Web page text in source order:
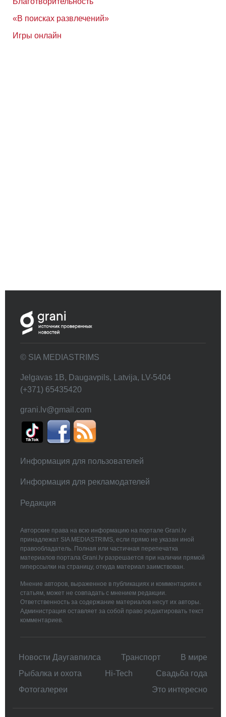
«В поисках развлечений»
Игры онлайн
© SIA MEDIASTRIMS
Jelgavas 1B, Daugavpils, Latvija, LV-5404
(+371) 65435420
grani.lv@gmail.com
Информация для пользователей
Информация для рекламодателей
Редакция
Авторские права на всю информацию на портале Grani.lv
принадлежат SIA MEDIASTRIMS, если прямо не указан иной
правообладатель. Полная или частичная перепечатка
материалов портала Grani.lv разрешается при наличии прямой
гиперссылки на страницу, откуда материал заимствован.
Мнение авторов, выраженное в публикациях и комментариях к
статьям, может не совпадать с мнением редакции.
Ответственность за содержание материалов несут их авторы.
Администрация оставляет за собой право редактировать текст
комментариев.
Новости Даугавпилса Транспорт
В мире
Рыбалка и охота
Hi-Tech
Свадьбa года
Фотогалереи
Это интересно